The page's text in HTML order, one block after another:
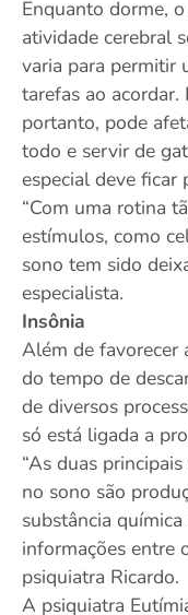
Enquanto dorme,
atividade cerebral
varia para permitir
tarefas ao acordar.
portanto, pode
todo e servir de
especial deve ficar
“Com uma rotina
estímulos, como
sono tem sido
especialista.
Insônia
Além de favorecer
do tempo de
de diversos
só está ligada a
“As duas
no sono são
substância
informações entre
psiquiatra Ricardo.
A psiquiatra